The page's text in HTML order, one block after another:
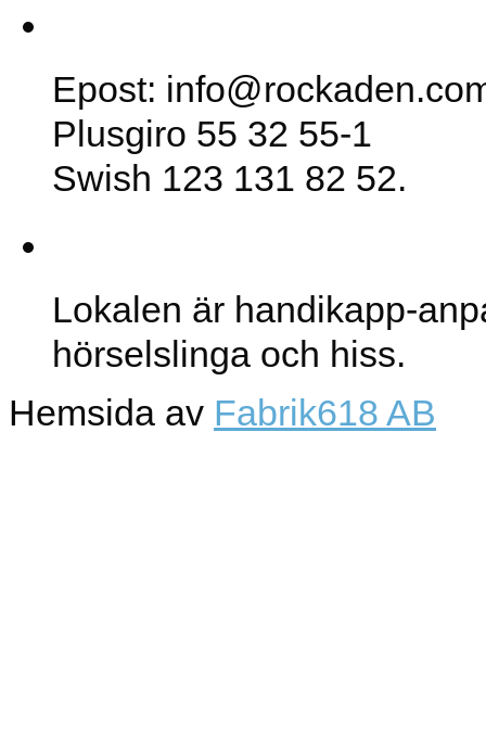
Epost:
Plusgiro 55 32 55-1
Swish 123 131 82 52.
Lokalen är handikapp-
hörselslinga och hiss.
Hemsida av Fabrik618 AB